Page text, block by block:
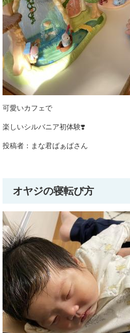
可愛いカフェで
楽しいシルバニア初体験❣️
​投稿者：まな君ばぁばさん​
オヤジの寝転び方